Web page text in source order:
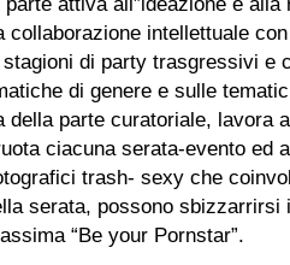
collaborazione intellettuale
di party trasgressivi e
di genere e sulle
della parte curatoriale, lavora
ciacuna serata-evento ed
trash- sexy che
serata, possono sbizzarrirsi
“Be your Pornstar”.